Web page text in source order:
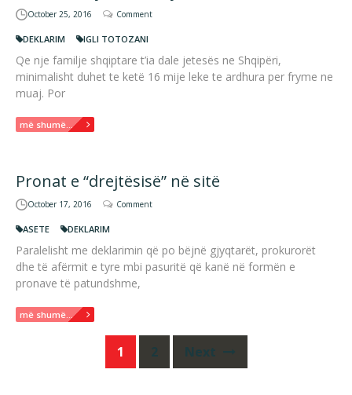
October 25, 2016 Comment
DEKLARIM IGLI TOTOZANI
Qe nje familje shqiptare t’ia dale jetesës ne Shqipëri,
minimalisht duhet te ketë 16 mije leke te ardhura per fryme ne
muaj. Por
më shumë...
Pronat e “drejtësisë” në sitë
October 17, 2016 Comment
ASETE DEKLARIM
Paralelisht me deklarimin që po bëjnë gjyqtarët, prokurorët
dhe të afërmit e tyre mbi pasuritë që kanë në formën e
pronave të patundshme,
më shumë...
navigation
1 2 Next